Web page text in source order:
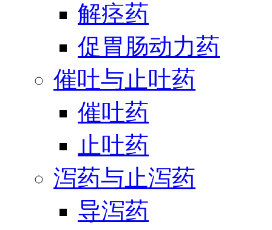
解痉药
促胃肠动力药
催吐与止吐药
催吐药
止吐药
泻药与止泻药
导泻药